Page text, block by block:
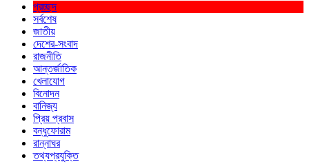
প্রচ্ছদ
সর্বশেষ
জাতীয়
দেশের-সংবাদ
রাজনীতি
আন্তর্জাতিক
খেলাযোগ
বিনোদন
বানিজ্য
প্রিয় প্রবাস
বন্ধুফোরাম
রান্নাঘর
তথ্যপ্রযুক্তি